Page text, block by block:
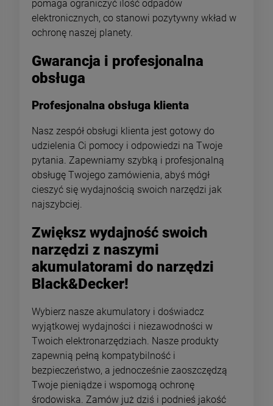
pomaga ograniczyć ilość odpadów
elektronicznych, co stanowi pozytywny wkład w
ochronę naszej planety.
Gwarancja i profesjonalna
obsługa
Profesjonalna obsługa klienta
Nasz zespół obsługi klienta jest gotowy do
udzielenia Ci pomocy i odpowiedzi na Twoje
pytania. Zapewniamy szybką i profesjonalną
obsługę Twojego zamówienia, abyś mógł
cieszyć się wydajnością swoich narzędzi jak
najszybciej.
Zwiększ wydajność swoich
narzędzi z naszymi
akumulatorami do narzędzi
Black&Decker!
Wybierz nasze akumulatory i doświadcz
wyjątkowej wydajności i niezawodności w
Twoich elektronarzędziach. Nasze produkty
zapewnią pełną kompatybilność i
bezpieczeństwo, a jednocześnie zaoszczędzą
Twoje pieniądze i wspomogą ochronę
środowiska. Zamów już dziś i podnieś jakość